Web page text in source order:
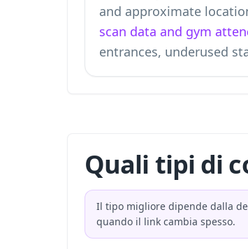
and approximate
scan data and gym
entrances, underused
Quali tipi di
Il tipo migliore dipende dalla
quando il link cambia spesso.